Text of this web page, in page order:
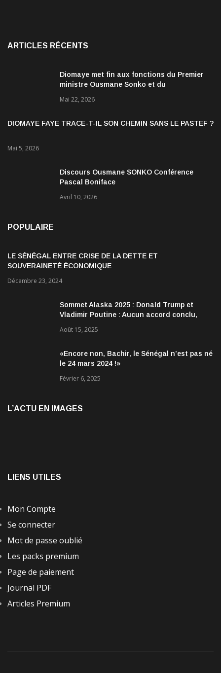
ARTICLES RÉCENTS
Diomaye met fin aux fonctions du Premier
ministre Ousmane Sonko et du
Mai 22, 2026
DIOMAYE FAYE TRACE-T-IL SON CHEMIN SANS LE PASTEF ?
Mai 5, 2026
Discours Ousmane SONKO Conférence
Pascal Boniface
Avril 10, 2026
POPULAIRE
LE SÉNÉGAL ENTRE CRISE DE LA DETTE ET
SOUVERAINETÉ ÉCONOMIQUE
Décembre 23, 2024
Sommet Alaska 2025 : Donald Trump et
Vladimir Poutine : Aucun accord conclu,
encourageantes
Août 15, 2025
«Encore non, Bachir, le Sénégal n’est pas né
le 24 mars 2024 !»
Février 6, 2025
L’ACTU EN IMAGES
LIENS UTILES
Mon Compte
Se connecter
Mot de passe oublié
Les packs premium
Page de paiement
Journal PDF
Articles Premium